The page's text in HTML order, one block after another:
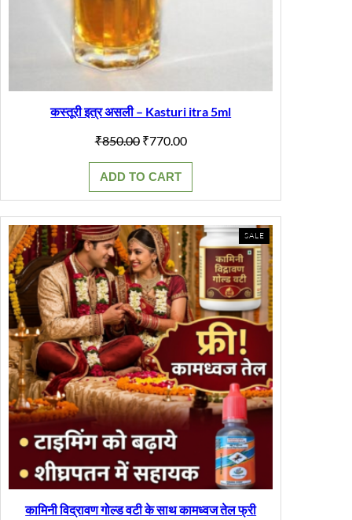
कस्तूरी इत्र असली – Kasturi itra 5ml
₹850.00 Original
was:
₹850.00.
₹770.00Current
is:
ADD TO CART
SALEPRODUCT
ON
SALE
कामिनी विद्रावण गोल्ड वटी के साथ कामध्वज तेल फ्री